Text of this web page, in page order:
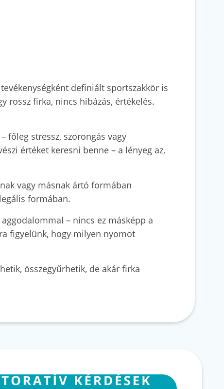
definiált sportszakkör is
rossz firka, nincs hibázás, értékelés.
főleg stressz, szorongás vagy
értéket keresni benne – a lényeg az,
vagy másnak ártó formában
formában.
– nincs ez másképp a
figyelünk, hogy milyen nyomot
összegyűrhetik, de akár firka